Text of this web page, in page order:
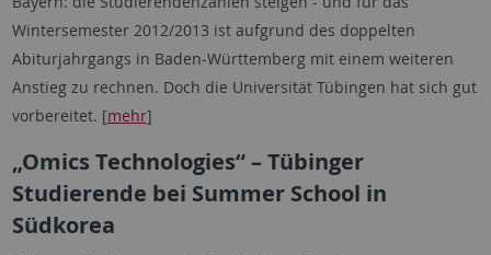
Wintersemester 2012/2013 ist aufgrund des doppelten
Abiturjahrgangs in Baden-Württemberg mit einem weiteren
Anstieg zu rechnen. Doch die Universität Tübingen hat sich gut
vorbereitet. [mehr]
„Omics Technologies“ – Tübinger
Studierende bei Summer School in
Südkorea